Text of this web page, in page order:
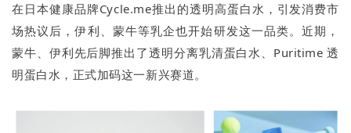
在日本健康品牌Cycle.me推出的透明高蛋白水，引发消费市
场热议后，伊利、蒙牛等乳企也开始研发这一品类。近期，
蒙牛、伊利先后脚推出了透明分离乳清蛋白水、Puritime 透
明蛋白水，正式加码这一新兴赛道。